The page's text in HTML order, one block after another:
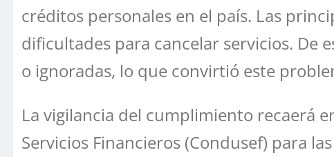
créditos personales en el país. Las
dificultades para cancelar servicios. De
o ignoradas, lo que convirtió este
La vigilancia del cumplimiento recaerá
Servicios Financieros (Condusef) para